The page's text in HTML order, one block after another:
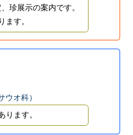
珍展示の案内です。
ます。
ウオ科）
ります。